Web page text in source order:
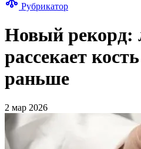
Рубрикатор
Новый рекорд:
рассекает
раньше
2 мар 2026